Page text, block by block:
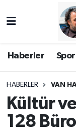
Haberler Spor
HABERLER VAN
Kültür
128Van Rehberi
İpekyolu
Süper Lig